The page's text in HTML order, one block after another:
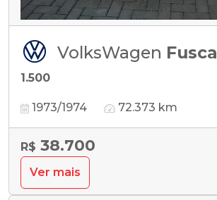
VolksWagen Fusca
1.500
1973/1974 72.373 km
R$ 38.700
Ver mais